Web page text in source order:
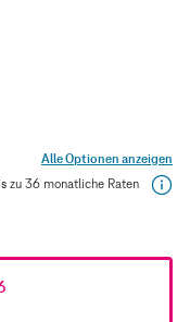
Alle Optionen anzeigen
zu 36 monatliche Raten